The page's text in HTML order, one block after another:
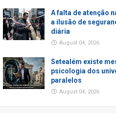
A falta de atenção
a ilusão de
diária
August 04, 2026
Setealém existe
psicologia dos
paralelos
August 04, 2026